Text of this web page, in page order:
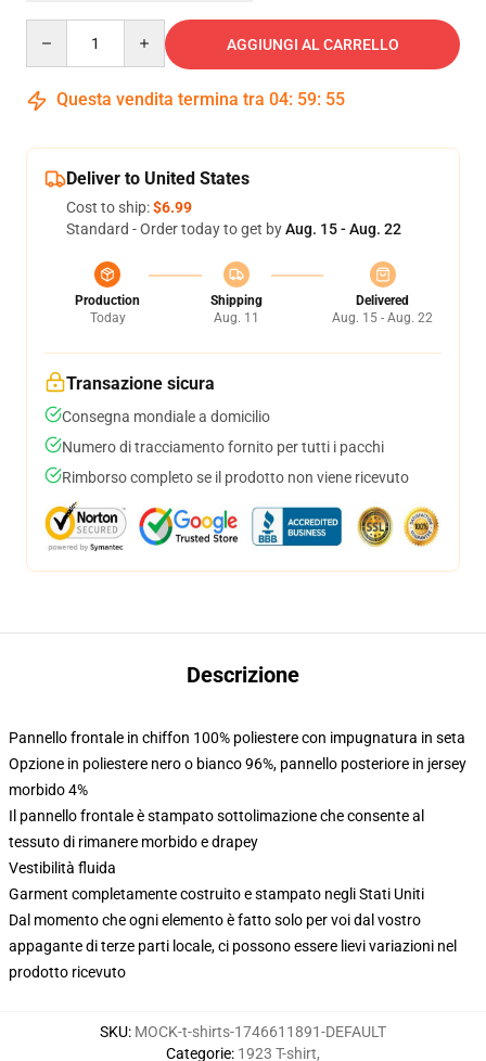
AGGIUNGI AL CARRELLO
Questa vendita termina tra 04: 59: 54
Deliver to United States
Cost to ship:$6.99
Standard - Order today to get byAug. 15 - Aug. 22
Production
Today
Shipping
Aug. 11
Delivered
Aug. 15 - Aug. 22
Transazione sicura
Consegna mondiale a domicilio
Numero di tracciamento fornito per tutti i pacchi
Rimborso completo se il prodotto non viene ricevuto
Descrizione
Pannello frontale in chiffon 100% poliestere con impugnatura in seta
Opzione in poliestere nero o bianco 96%, pannello posteriore in jersey
morbido 4%
Il pannello frontale è stampato sottolimazione che consente al
tessuto di rimanere morbido e drapey
Vestibilità fluida
Garment completamente costruito e stampato negli Stati Uniti
Dal momento che ogni elemento è fatto solo per voi dal vostro
appagante di terze parti locale, ci possono essere lievi variazioni nel
prodotto ricevuto
SKU: MOCK-t-shirts-1746611891-DEFAULT
Categorie: 1923 T-shirt,